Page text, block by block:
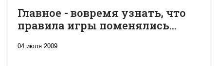
Главное - вовремя узнать, что
правила игры поменялись...
04 июля 2009